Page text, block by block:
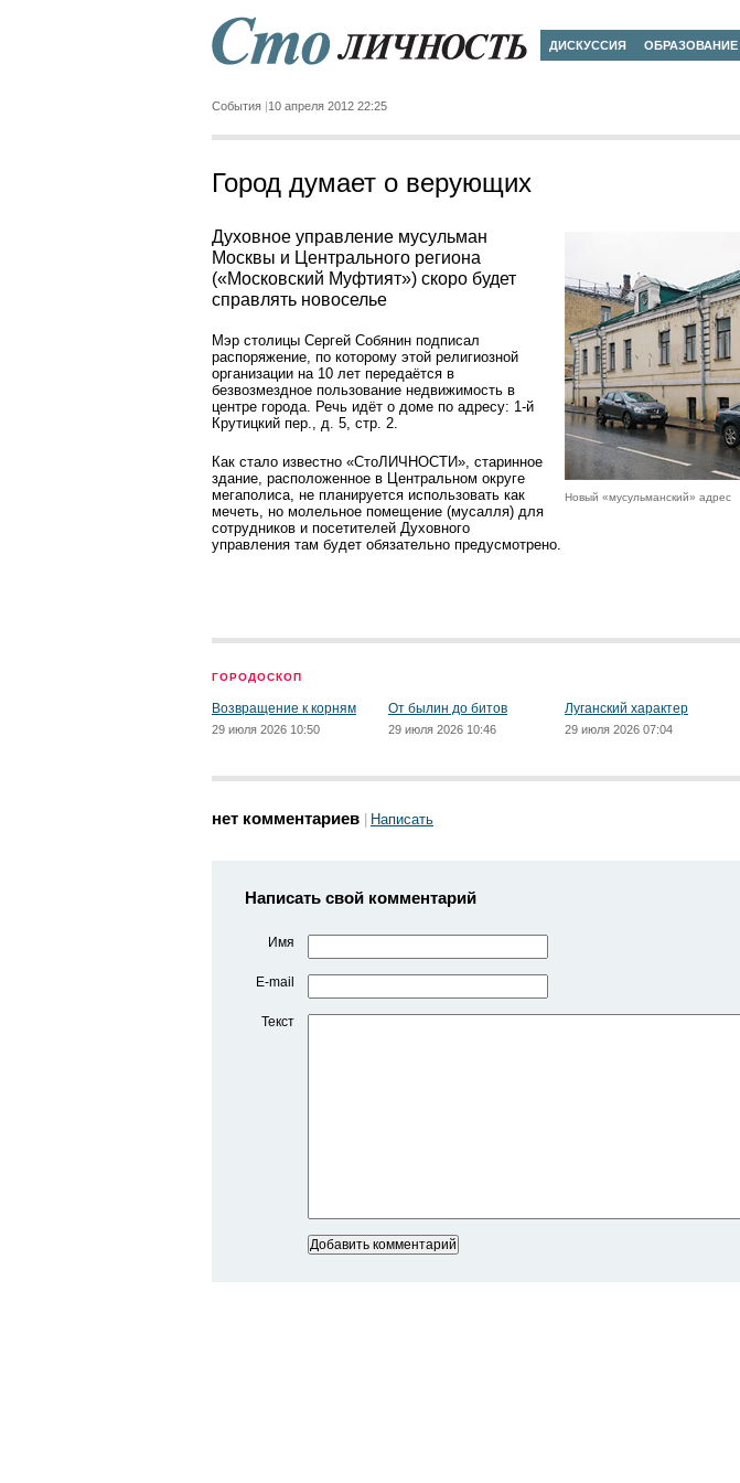
ДИСКУССИЯ ОБРАЗОВАНИЕ
События 10 апреля 2012 22:25
Город думает о верующих
Новый «мусульманский» адрес
Духовное управление мусульман
Москвы и Центрального региона
(«Московский Муфтият») скоро будет
справлять новоселье
Мэр столицы Сергей Собянин подписал
распоряжение, по которому этой религиозной
организации на 10 лет передаётся в
безвозмездное пользование недвижимость в
центре города. Речь идёт о доме по адресу: 1-й
Крутицкий пер., д. 5, стр. 2.
Как стало известно «СтоЛИЧНОСТИ», старинное
здание, расположенное в Центральном округе
мегаполиса, не планируется использовать как
мечеть, но молельное помещение (мусалля) для
сотрудников и посетителей Духовного
управления там будет обязательно предусмотрено.
ГОРОДОСКОП
Возвращение к корням
29 июля 2026 10:50
От былин до битов
29 июля 2026 10:46
Луганский характер
29 июля 2026 07:04
нет комментариев Написать
Написать свой комментарий
Имя
E-mail
Текст